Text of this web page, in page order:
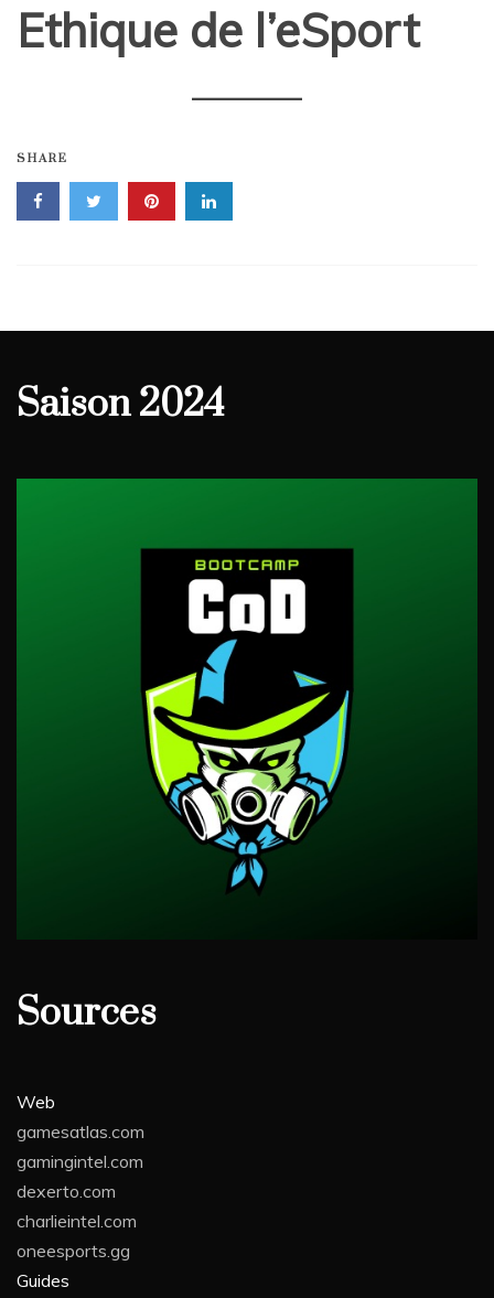
Ethique de l’eSport
SHARE
Saison 2024
Sources
Web
gamesatlas.com
gamingintel.com
dexerto.com
charlieintel.com
oneesports.gg
Guides